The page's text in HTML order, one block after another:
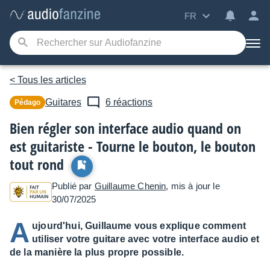
FR
< Tous les articles
Pédago Guitares 6 réactions
Bien régler son interface audio quand on
est guitariste - Tourne le bouton, le bouton
tout rond
Publié par Guillaume Chenin, mis à jour le
30/07/2025
A ujourd'hui, Guillaume vous explique comment
utiliser votre guitare avec votre interface audio et
de la manière la plus propre possible.